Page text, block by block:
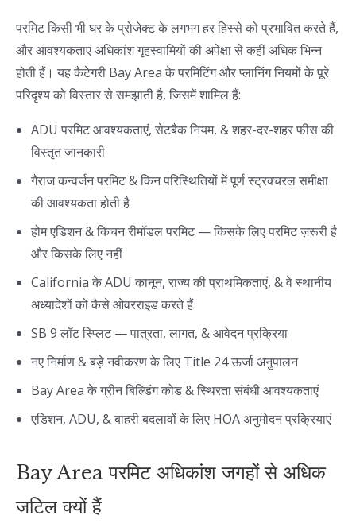
परमिट किसी भी घर के प्रोजेक्ट के लगभग हर हिस्से को प्रभावित करते हैं,
और आवश्यकताएं अधिकांश गृहस्वामियों की अपेक्षा से कहीं अधिक भिन्न
होती हैं। यह कैटेगरी Bay Area के परमिटिंग और प्लानिंग नियमों के पूरे
परिदृश्य को विस्तार से समझाती है, जिसमें शामिल हैं:
ADU परमिट आवश्यकताएं, सेटबैक नियम, & शहर-दर-शहर फीस की
विस्तृत जानकारी
गैराज कन्वर्जन परमिट & किन परिस्थितियों में पूर्ण स्ट्रक्चरल समीक्षा
की आवश्यकता होती है
होम एडिशन & किचन रीमॉडल परमिट — किसके लिए परमिट ज़रूरी है
और किसके लिए नहीं
California के ADU कानून, राज्य की प्राथमिकताएं, & वे स्थानीय
अध्यादेशों को कैसे ओवरराइड करते हैं
SB 9 लॉट स्प्लिट — पात्रता, लागत, & आवेदन प्रक्रिया
नए निर्माण & बड़े नवीकरण के लिए Title 24 ऊर्जा अनुपालन
Bay Area के ग्रीन बिल्डिंग कोड & स्थिरता संबंधी आवश्यकताएं
एडिशन, ADU, & बाहरी बदलावों के लिए HOA अनुमोदन प्रक्रियाएं
Bay Area परमिट अधिकांश जगहों से अधिक
जटिल क्यों हैं